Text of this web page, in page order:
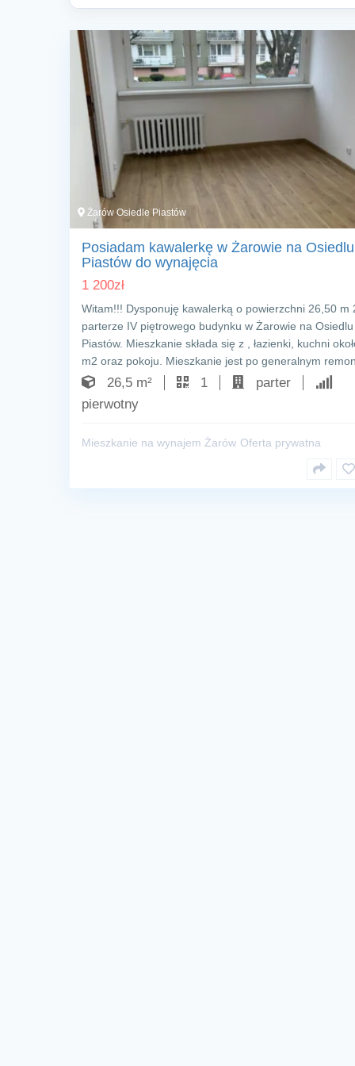
Żarów Osiedle Piastów
Posiadam kawalerkę w Żarowie na Osiedlu
Piastów do wynajęcia
1 200zł
Witam!!! Dysponuję kawalerką o powierzchni 26,50 m
parterze IV piętrowego budynku w Żarowie na Osiedlu
Piastów. Mieszkanie składa się z , łazienki, kuchni
m2 oraz pokoju. Mieszkanie jest po generalnym
26,5 m² 1
parter
pierwotny
Mieszkanie na wynajem Żarów Oferta prywatna